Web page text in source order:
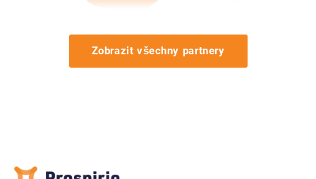
Zobrazit všechny partnery